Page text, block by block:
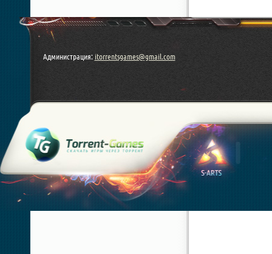
Администрация: itorrentsgames@gmail.com